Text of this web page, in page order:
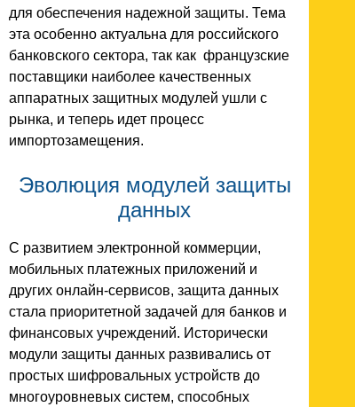
для обеспечения надежной защиты. Тема
эта особенно актуальна для российского
банковского сектора, так как французские
поставщики наиболее качественных
аппаратных защитных модулей ушли с
рынка, и теперь идет процесс
импортозамещения.
Эволюция модулей защиты
данных
С развитием электронной коммерции,
мобильных платежных приложений и
других онлайн-сервисов, защита данных
стала приоритетной задачей для банков и
финансовых учреждений. Исторически
модули защиты данных развивались от
простых шифровальных устройств до
многоуровневых систем, способных